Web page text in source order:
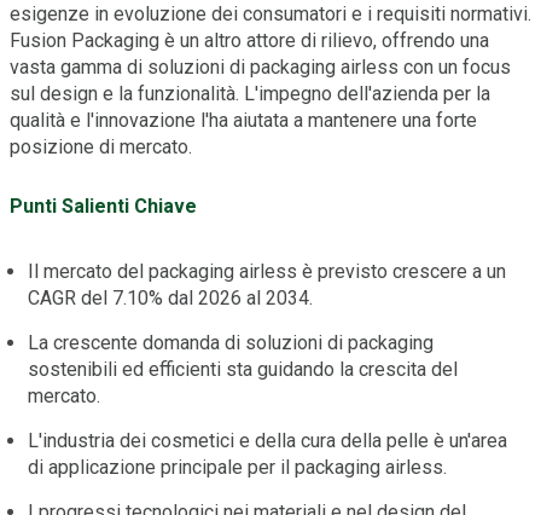
esigenze in evoluzione dei consumatori e i requisiti normativi.
Fusion Packaging è un altro attore di rilievo, offrendo una
vasta gamma di soluzioni di packaging airless con un focus
sul design e la funzionalità. L'impegno dell'azienda per la
qualità e l'innovazione l'ha aiutata a mantenere una forte
posizione di mercato.
Punti Salienti Chiave
Il mercato del packaging airless è previsto crescere a un
CAGR del 7.10% dal 2026 al 2034.
La crescente domanda di soluzioni di packaging
sostenibili ed efficienti sta guidando la crescita del
mercato.
L'industria dei cosmetici e della cura della pelle è un'area
di applicazione principale per il packaging airless.